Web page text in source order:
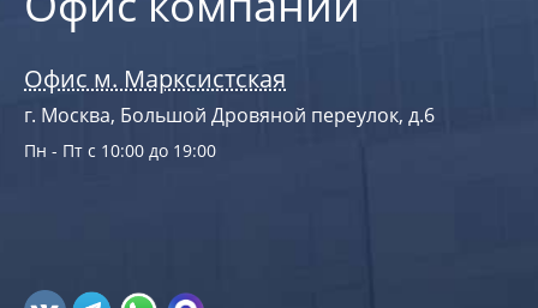
Офис м. Марксистская
г. Москва, Большой Дровяной переулок, д.6
Пн - Пт с 10:00 до 19:00